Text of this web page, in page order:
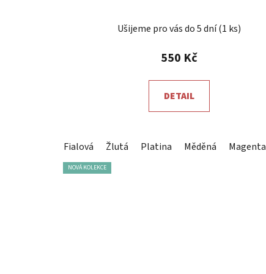
hodnocení
produktu
5,0
z
Ušijeme pro vás do 5 dní(1 ks)
550 Kč
DETAIL
Fialová Žlutá Platina Měděná Magenta
NOVÁ KOLEKCE